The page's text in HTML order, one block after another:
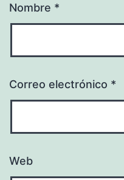
Nombre *
Correo electrónico *
Web